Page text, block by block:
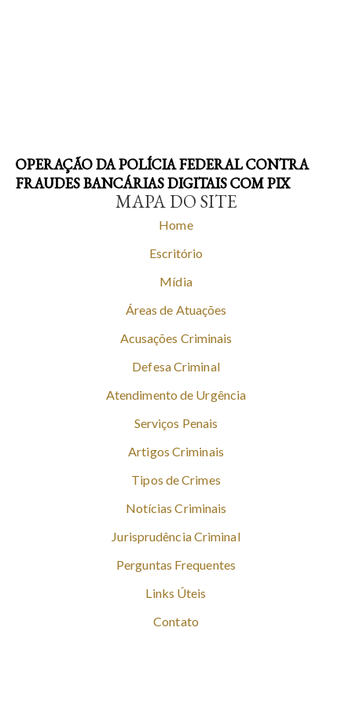
OPERAÇÃO DA POLÍCIA FEDERAL CONTRA
FRAUDES BANCÁRIAS DIGITAIS COM PIX
MAPA DO SITE
Home
Escritório
Mídia
Áreas de Atuações
Acusações Criminais
Defesa Criminal
Atendimento de Urgência
Serviços Penais
Artigos Criminais
Tipos de Crimes
Notícias Criminais
Jurisprudência Criminal
Perguntas Frequentes
Links Úteis
Contato